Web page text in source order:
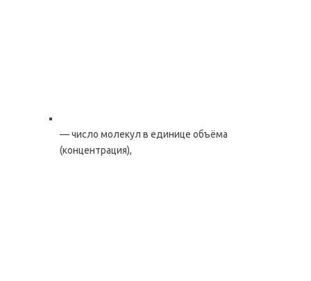
— число молекул в единице объёма
(концентрация),